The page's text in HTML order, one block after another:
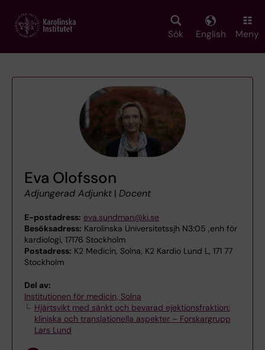
main
Sök English Meny
Eva Olofsson
Adjungerad Adjunkt | Docent
E-postadress: eva.sundman@ki.se
Besöksadress: Karolinska Universitetssjh N3:05 ,enh för
kardiologi, 17176 Stockholm
Postadress: K2 Medicin, Solna, K2 Kardio Lund L, 171 77
Stockholm
Del av:
Institutionen för medicin, Solna
Hjärtsvikt med sänkt och bevarad ejektionsfraktion:
kliniska och translationella aspekter – Forskargrupp
Lars Lund